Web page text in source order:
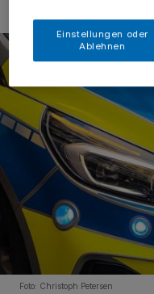
Foto: Christoph Petersen
Einstellungen oder
Ablehnen